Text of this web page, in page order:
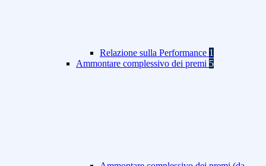
Relazione sulla Performance 1
Ammontare complessivo dei premi 5